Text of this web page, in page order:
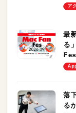
ア
最
る
し
落
る